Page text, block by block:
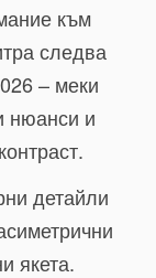
към
следва
– меки
нюанси и
детайли
якета.